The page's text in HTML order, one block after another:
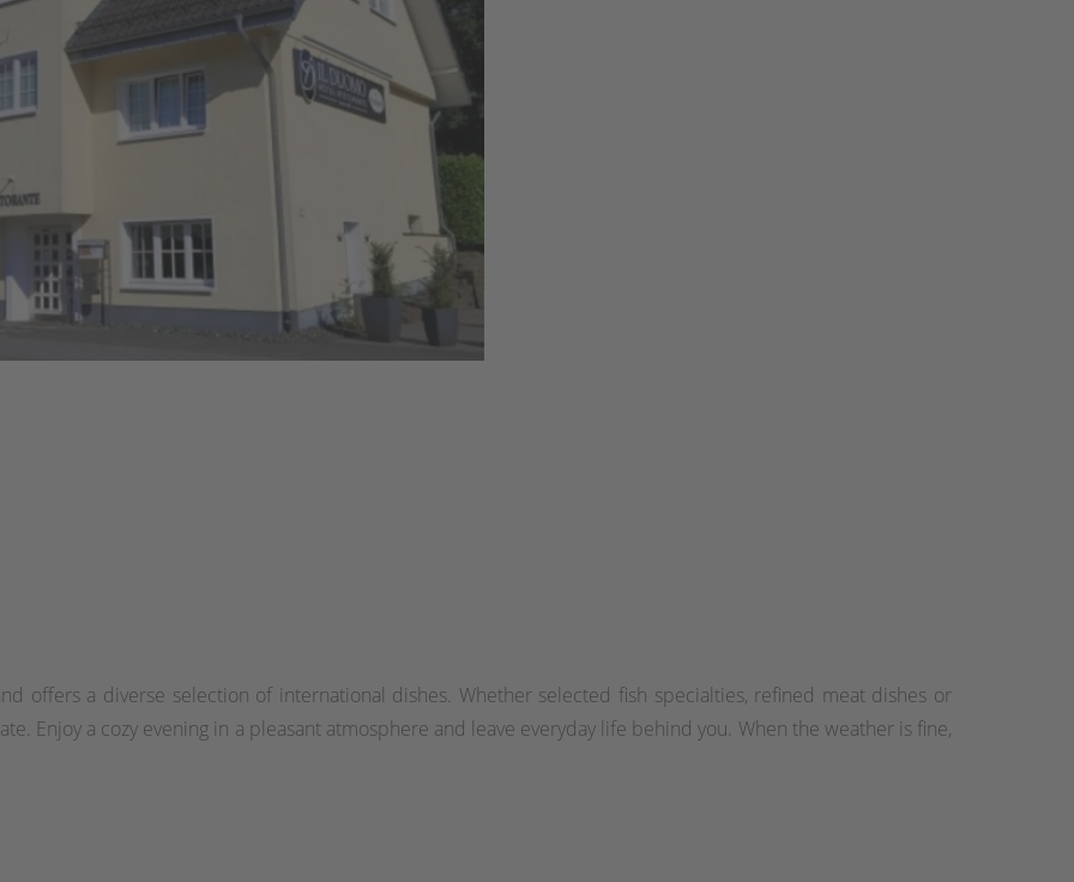
offers a diverse selection of international dishes. Whether selected fish specialties, refined meat dishes or
Enjoy a cozy evening in a pleasant atmosphere and leave everyday life behind you. When the weather is fine,